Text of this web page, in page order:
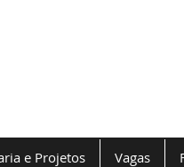
e Projetos Vagas